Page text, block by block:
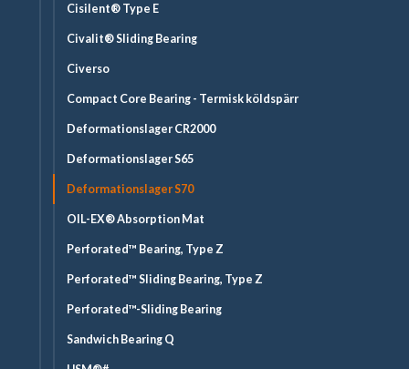
Cisilent® Type E
Civalit® Sliding Bearing
Civerso
Compact Core Bearing - Termisk köldspärr
Deformationslager CR2000
Deformationslager S65
Deformationslager S70
OIL-EX® Absorption Mat
Perforated™ Bearing, Type Z
Perforated™ Sliding Bearing, Type Z
Perforated™-Sliding Bearing
Sandwich Bearing Q